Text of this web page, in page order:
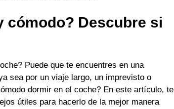
cómodo? Descubre si
Puede que te encuentres en una
sea por un viaje largo, un imprevisto o
dormir en el coche? En este artículo, te
útiles para hacerlo de la mejor manera